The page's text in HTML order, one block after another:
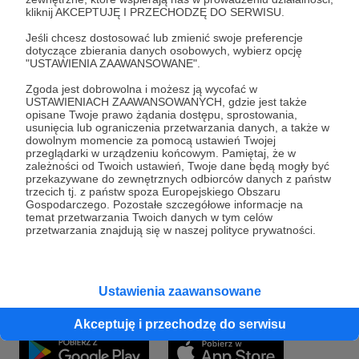
kliknij AKCEPTUJĘ I PRZECHODZĘ DO SERWISU.
Jeśli chcesz dostosować lub zmienić swoje preferencje
dotyczące zbierania danych osobowych, wybierz opcję
"USTAWIENIA ZAAWANSOWANE".
Zgoda jest dobrowolna i możesz ją wycofać w
USTAWIENIACH ZAAWANSOWANYCH, gdzie jest także
opisane Twoje prawo żądania dostępu, sprostowania,
usunięcia lub ograniczenia przetwarzania danych, a także w
dowolnym momencie za pomocą ustawień Twojej
przeglądarki w urządzeniu końcowym. Pamiętaj, że w
zależności od Twoich ustawień, Twoje dane będą mogły być
przekazywane do zewnętrznych odbiorców danych z państw
trzecich tj. z państw spoza Europejskiego Obszaru
Gospodarczego. Pozostałe szczegółowe informacje na
temat przetwarzania Twoich danych w tym celów
przetwarzania znajdują się w naszej polityce prywatności.
Ustawienia zaawansowane
Akceptuję i przechodzę do serwisu
zamieniam na mikrofon lub instrument muzyczny.
obszarach:
1)edukacja: uczymy ZROZUMIEĆ jak mądrze
korzystać z zasoby naturalnych, takich jak
drewno konstrukcyjne, które jest surowcem
odnawialnym i może być zdrowym,
ekonomicznym, bezpiecznym i energetycznym
materiałem budowlanym. Wspieramy proces
projektowania i budowania bezpiecznych
ogniotrwałcyh konstrukcji budowlanych, a także
formacja społeczno-religijna: pomagamy
UWIERZYĆ, że warto działać na rzecz dialogu
w kulturze i religii chrześcijańskiej
Rozwiń opis
Słuchaj w Patronite Audio!
Pobierz aplikację na swój telefon lub słuchaj w
przeglądarce.